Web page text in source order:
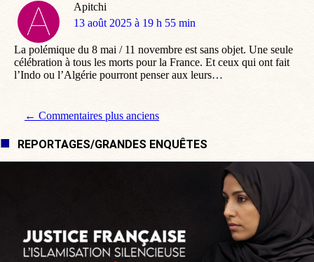
Apitchi
dit
13 août 2025 à 19 h 55 min
La polémique du 8 mai / 11 novembre est sans objet. Une seule
célébration à tous les morts pour la France. Et ceux qui ont fait
l’Indo ou l’Algérie pourront penser aux leurs…
Navigation de commentaire
← Commentaires plus anciens
REPORTAGES/GRANDES ENQUÊTES